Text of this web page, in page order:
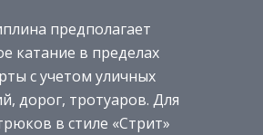
предполагает
катание в пределах
с учетом уличных
дорог, тротуаров. Для
в стиле «Стрит»